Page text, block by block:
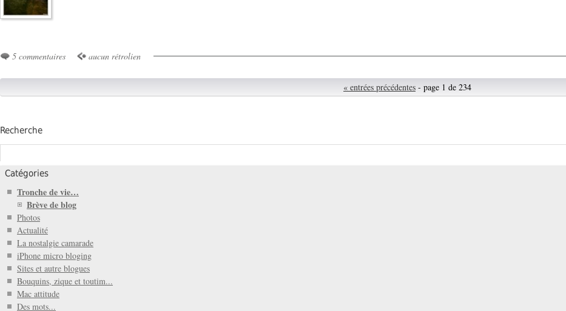
5 commentaires aucun rétrolien
« entrées précédentes - page 1 de 234
Recherche
Catégories
Tronche de vie…
Brève de blog
Photos
Actualité
La nostalgie camarade
iPhone micro bloging
Sites et autre blogues
Bouquins, zique et toutim...
Mac attitude
Des mots...